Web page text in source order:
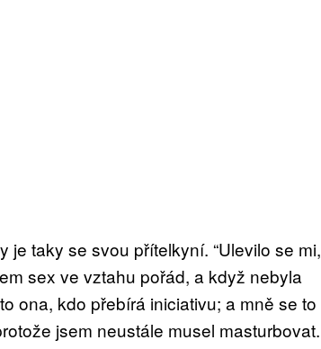
taky se svou přítelkyní. “Ulevilo se mi,
sex ve vztahu pořád, a když nebyla
ona, kdo přebírá iniciativu; a mně se to
jsem neustále musel masturbovat.